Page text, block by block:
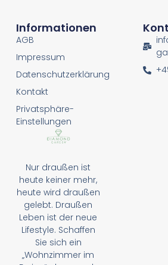
Nur draußen ist
heute keiner mehr,
heute wird draußen
gelebt. Draußen
Leben ist der neue
Lifestyle. Schaffen
Sie sich ein
„Wohnzimmer im
Informationen
AGB
Impressum
Datenschutzerklärung
Kontakt
Privatsphäre-
Einstellungen